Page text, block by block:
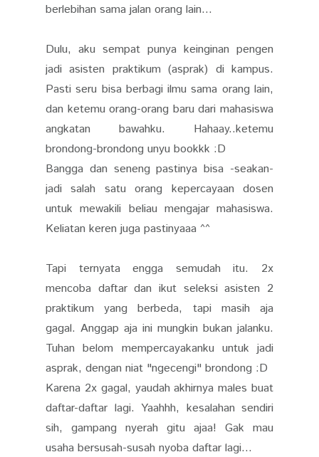
berlebihan sama jalan orang lain...
Dulu, aku sempat punya keinginan pengen
jadi asisten praktikum (asprak) di kampus.
Pasti seru bisa berbagi ilmu sama orang lain,
dan ketemu orang-orang baru dari mahasiswa
angkatan bawahku. Hahaay..ketemu
brondong-brondong unyu bookkk :D
Bangga dan seneng pastinya bisa -seakan-
jadi salah satu orang kepercayaan dosen
untuk mewakili beliau mengajar mahasiswa.
Keliatan keren juga pastinyaaa ^^
Tapi ternyata engga semudah itu. 2x
mencoba daftar dan ikut seleksi asisten 2
praktikum yang berbeda, tapi masih aja
gagal. Anggap aja ini mungkin bukan jalanku.
Tuhan belom mempercayakanku untuk jadi
asprak, dengan niat "ngecengi" brondong :D
Karena 2x gagal, yaudah akhirnya males buat
daftar-daftar lagi. Yaahhh, kesalahan sendiri
sih, gampang nyerah gitu ajaa! Gak mau
usaha bersusah-susah nyoba daftar lagi...